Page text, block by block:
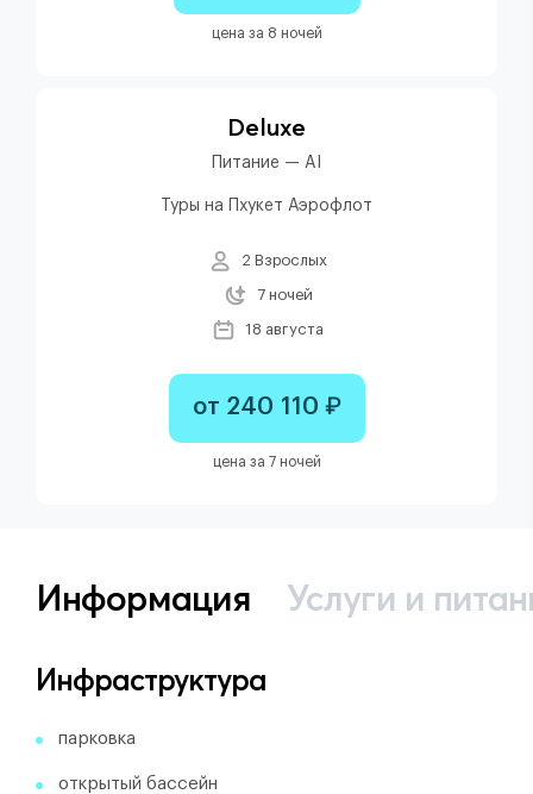
цена за 8 ночей
Deluxe
Питание — AI
Туры на Пхукет Аэрофлот
2 Взрослых
7 ночей
18 августа
от 240 110 ₽
цена за 7 ночей
Информация Услуги и
Инфраструктура
парковка
открытый бассейн